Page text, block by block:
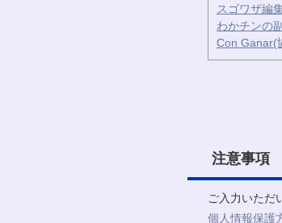
スゴワザ編
わかチンの
Con Ganar(
注意事項
ご入力いただ
個人情報保護